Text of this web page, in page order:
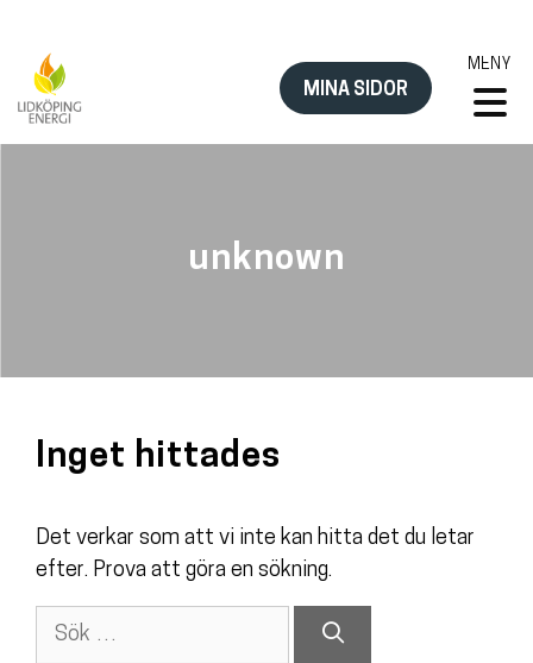
innehåll
MINA SIDOR
MENY
unknown
Inget hittades
Det verkar som att vi inte kan hitta det du letar
efter. Prova att göra en sökning.
Sök